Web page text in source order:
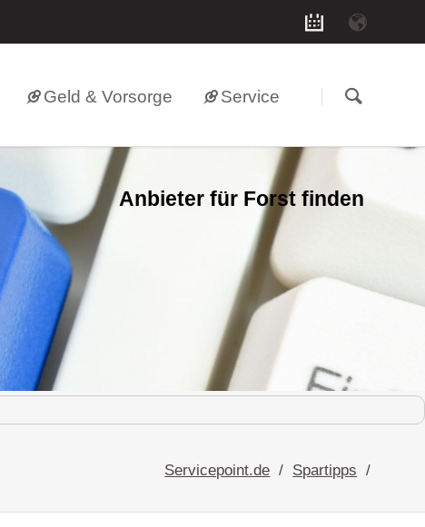
Geld & Vorsorge Service
Anbieter für Forst finden
Servicepoint.de Spartipps